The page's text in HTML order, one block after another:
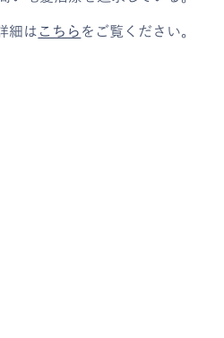
細は こちら をご覧ください。